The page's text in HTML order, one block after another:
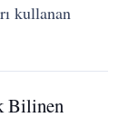
kullanan
Bilinen